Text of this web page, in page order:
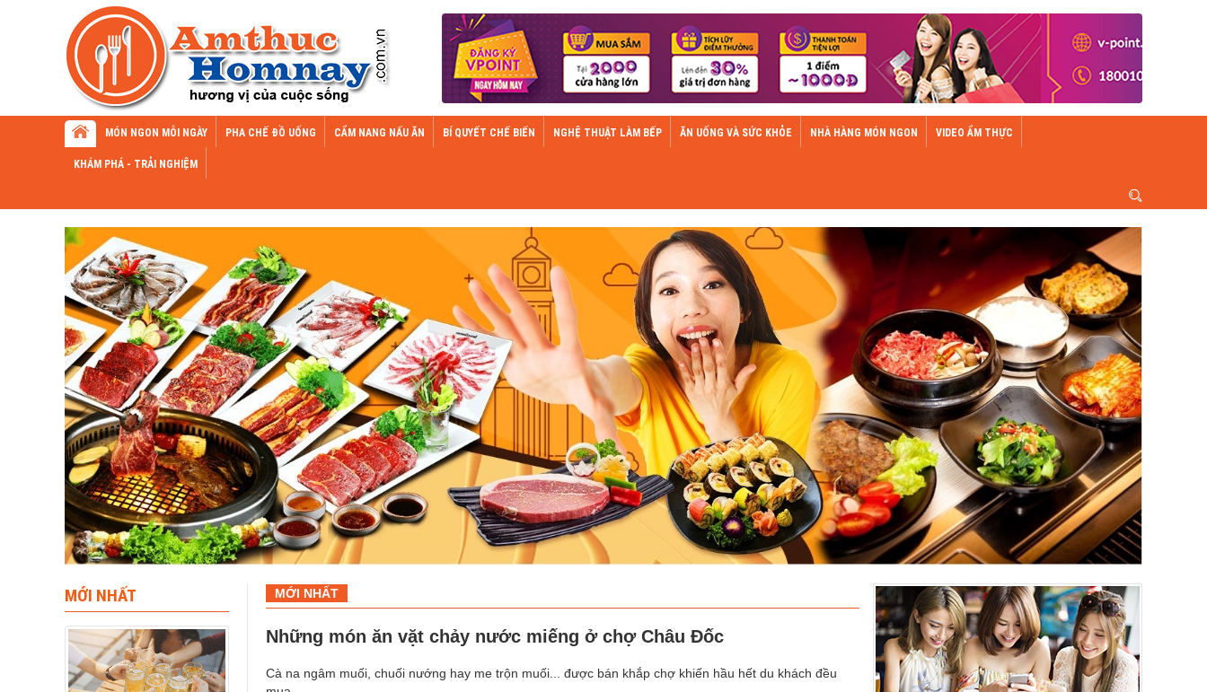
MÓN NGON MỖI NGÀY PHA CHẾ ĐỒ UỐNG CẨM NANG NẤU ĂN BÍ QUYẾT CHẾ BIẾN NGHỆ THUẬT LÀM BẾP ĂN UỐNG VÀ SỨC KHỎE NHÀ HÀNG MÓN NGON VIDEO ẨM THỰC
KHÁM PHÁ - TRẢI NGHIỆM
MỚI NHẤT MỚI NHẤT
Những món ăn vặt chảy nước miếng ở chợ Châu Đốc
Cà na ngâm muối, chuối nướng hay me trộn muối... được bán khắp chợ khiến hầu hết du khách đều